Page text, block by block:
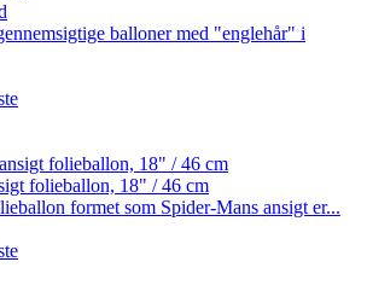
balloner med "englehår" i
folieballon, 18" / 46 cm
formet som Spider-Mans ansigt er...